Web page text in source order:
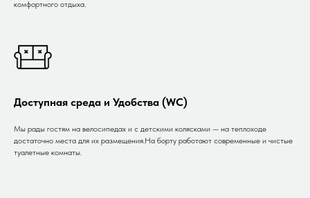
комфортного отдыха.
Доступная среда и Удобства (WC)
Мы рады гостям на велосипедах и с детскими колясками — на теплоходе
достаточно места для их размещения.На борту работают современные и чистые
туалетные комнаты.